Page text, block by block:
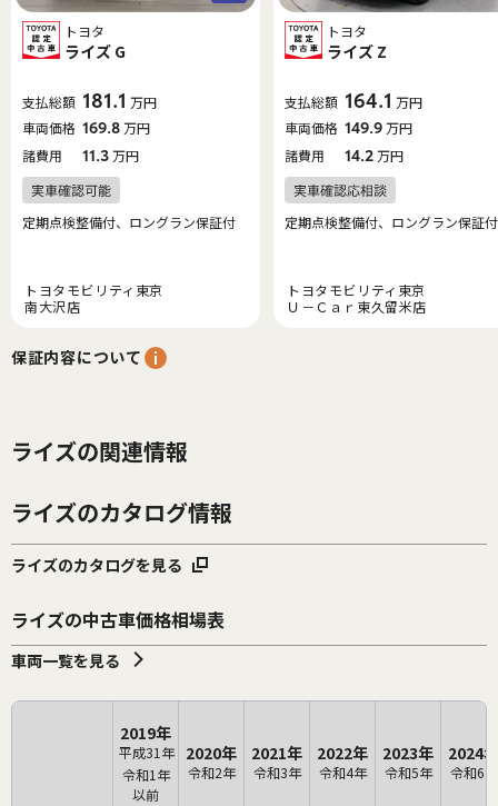
トヨタ
ライズ G
支払総額 181.1 万円
車両価格 169.8万円
諸費用
11.3万円
定期点検整備付、ロングラン保証付
トヨタモビリティ東京
南大沢店
トヨタ
ライズ Z
支払総額 164.1 万円
車両価格 149.9万円
諸費用
14.2万円
定期点検整備付、ロングラン保証付
トヨタモビリティ東京
Ｕ－Ｃａｒ東久留米店
保証内容について
ライズの関連情報
ライズのカタログ情報
ライズのカタログを見る
ライズの中古車価格相場表
車両一覧を見る
2019年
平成31年
令和1年
以前
2020年
令和2年
2021年
令和3年
2022年
令和4年
2023年
令和5年
2024年
令和6年